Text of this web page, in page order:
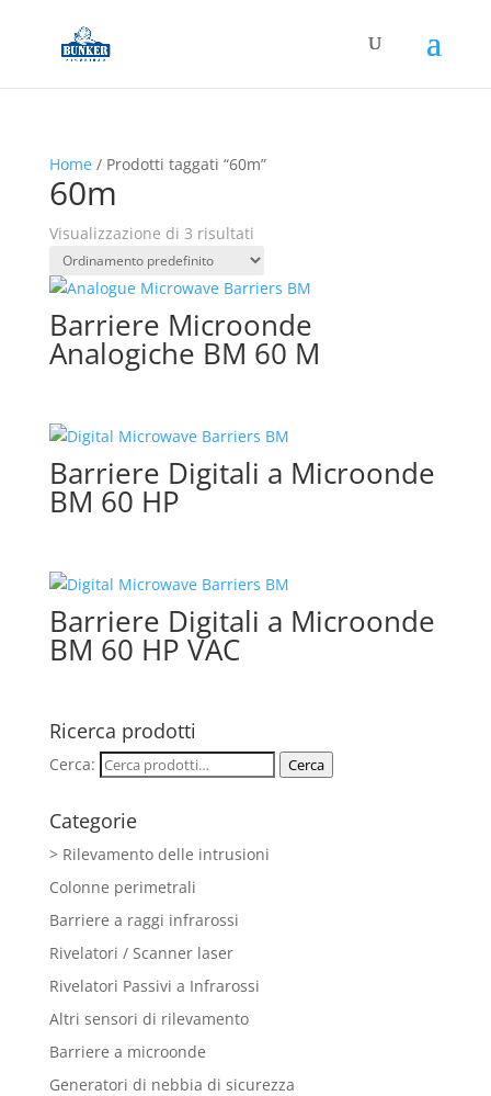
Home/ Prodotti taggati “60m”
60m
Visualizzazione di 3 risultati
Barriere Microonde
Analogiche BM 60 M
Barriere Digitali a Microonde
BM 60 HP
Barriere Digitali a Microonde
BM 60 HP VAC
Ricerca prodotti
Cerca: Cerca
Categorie
> Rilevamento delle intrusioni
Colonne perimetrali
Barriere a raggi infrarossi
Rivelatori / Scanner laser
Rivelatori Passivi a Infrarossi
Altri sensori di rilevamento
Barriere a microonde
Generatori di nebbia di sicurezza